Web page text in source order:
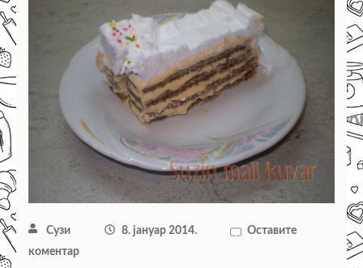
Сузи 8. јануар 2014.
Оставите
коментар